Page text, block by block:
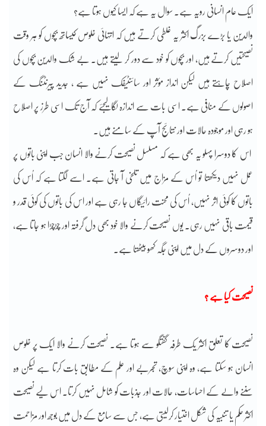
ایک عام انسانی رویہ ہے۔ سوال یہ ہے کہ ایسا کیوں ہوتا ہے؟
‎والدین یا بڑے بزرگ اکثر یہ غلطی کرتے ہیں کہ انتہائی خلوص کیساتھ بچوں کو ہر وقت
نصیحتیں کرتے ہیں، اور بچوں کو خود سے دور کر لیتے ہیں۔ بے شک والدین بچوں کی
اصلاح چاہتے ہیں لیکن انداز مؤثر اور سائنٹیفک نہیں ہے ، جدید پیرنٹنگ کے
اصولوں کے منافی ہے۔ اسی بات سے اندازہ لگا لیجئے کہ آج تک اسی طرز پر اصلاح
ہو رہی اور موجودہ حالات اور نتائج آپ کے سامنے ہیں۔
‎ اس کا دوسرا پہلو یہ بھی ہے کہ مسلسل نصیحت کرنے والا انسان جب اپنی باتوں پر
عمل نہیں دیکھتا تو اُس کے مزاج میں تلخی آ جاتی ہے۔ اسے لگتا ہے کہ اُس کی
باتوں کا کوئی اثر نہیں، اُس کی محنت رائیگاں جا رہی ہے اور اس کی باتوں کی کوئی قدر و
قیمت باقی نہیں رہی۔ یوں نصیحت کرنے والا خود بھی دل گرفتہ اور چڑچڑا ہو جاتا ہے،
اور دوسروں کے دل میں اپنی جگہ کھو بیٹھتا ہے۔
نصیحت کیا ہے ؟
‎نصیحت کا تعلق اکثر یک طرفہ گفتگو سے ہوتا ہے۔ نصیحت کرنے والا ایک پر خلوص
انسان ہو سکتا ہے، وہ اپنی سوچ، تجربے اور علم کے مطابق بات کرتا ہے لیکن وہ
سننے والے کے احساسات، حالات اور جذبات کو شامل نہیں کرتا۔ اس لیے نصیحت
اکثر حکم یا تنبیہ کی شکل اختیار کرلیتی ہے، جس سے سامع کے دل میں بوجھ اور مزاحمت